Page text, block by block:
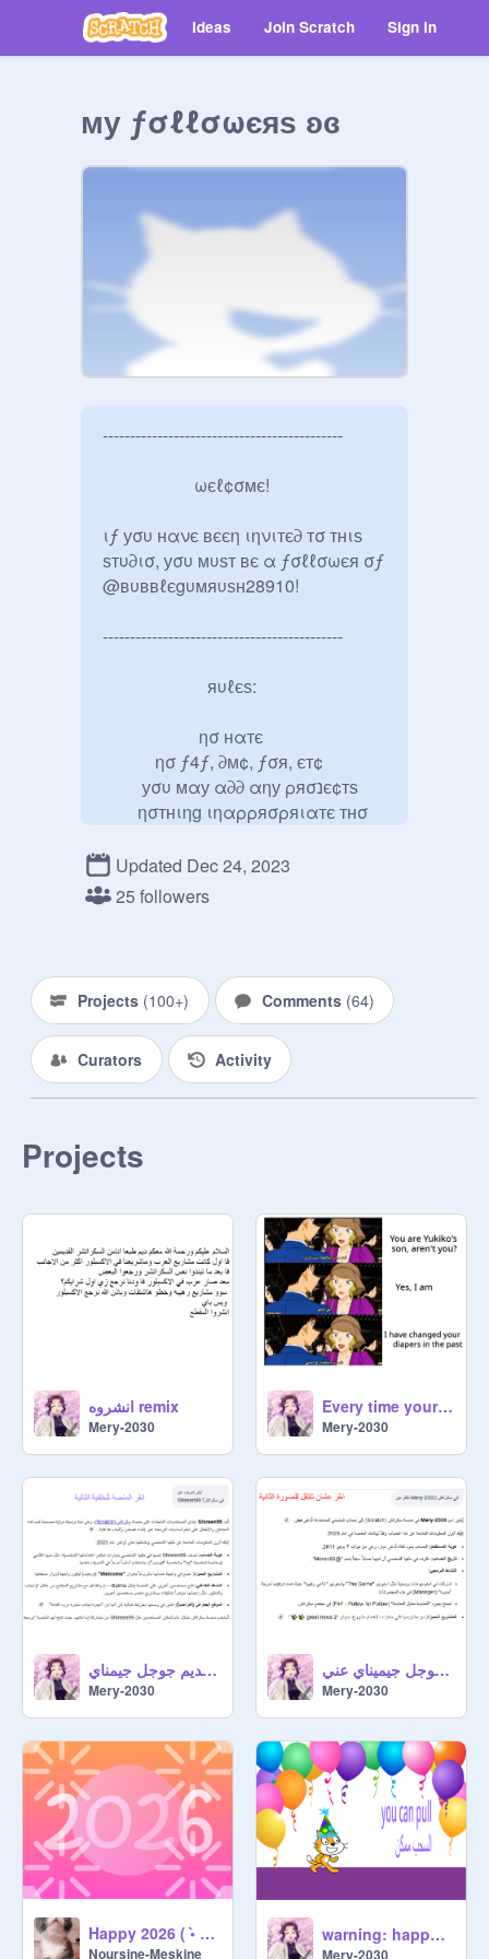
Ideas Join Scratch Sign in
му ƒσℓℓσωєяѕ ʚɞ
--------------------------------------------
ιƒ уσυ нανє вєєη ιηνιтє∂ тσ тнιѕ
ѕтυ∂ισ, уσυ мυѕт вє α ƒσℓℓσωєя σƒ
@вυввℓєgυмяυѕн28910!
--------------------------------------------
       σηℓу α∂∂ уσυя σωη ρяσנє¢тѕ
ιƒ уσυ ƒσℓℓσω
@вυввℓєgυмяυѕн28910 αη∂ нανє
ησт вєєη α∂∂є∂ тσ тнιѕ ѕтυ∂ισ,
ρℓєαѕє ¢σммєηт ση тнєιя ρяσƒιℓє.
(*ˊᗜˋ*)ᵗᑋᵃᐢᵏ ᵞᵒᵘ
Updated Dec 24, 2023
25 followers
Projects (100+) Comments (64)
Curators Activity
Projects
انشروه remix
Mery-2030
Every time your aunt sees you (Detective Conan meme)
Mery-2030
فعالية ✨ معلومات عن ثعلبة الثلج تقديم جوجل جيمناي
Mery-2030
كلام جوجل جيميناي عني :)
Mery-2030
Happy 2026 ( •̀ ω •́ )✧
Noursine-Meskine
warning: happy new year 2026
Mery-2030